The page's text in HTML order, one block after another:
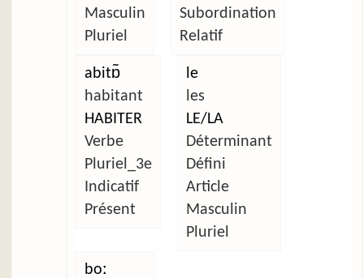
Masculin
Pluriel
Subordination
Relatif
abitɒ̃
habitant
HABITER
Verbe
Pluriel_3e
Indicatif
Présent
le
les
LE/LA
Déterminant
Défini
Article
Masculin
Pluriel
boː